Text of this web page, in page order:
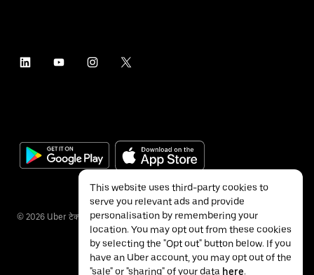
© 2026 Uber टेक्नॉलॉजीज इंक.
This website uses third-party cookies to
serve you relevant ads and provide
personalisation by remembering your
location. You may opt out from these cookies
by selecting the "Opt out" button below. If you
have an Uber account, you may opt out of the
"sale" or "sharing" of your data here.